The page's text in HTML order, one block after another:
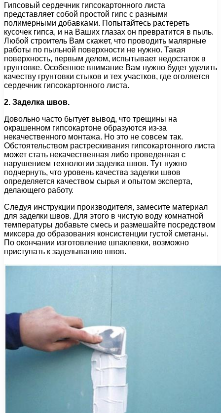
Гипсовый сердечник гипсокартонного листа
представляет собой простой гипс с разными
полимерными добавками. Попытайтесь растереть
кусочек гипса, и на Ваших глазах он превратится в пыль.
Любой строитель Вам скажет, что проводить малярные
работы по пыльной поверхности не нужно. Такая
поверхность, первым делом, испытывает недостаток в
грунтовке. Особенное внимание Вам нужно будет уделить
качеству грунтовки стыков и тех участков, где оголяется
сердечник гипсокартонного листа.
2. Заделка швов.
Довольно часто бытует вывод, что трещины на
окрашенном гипсокартоне образуются из-за
некачественного монтажа. Но это не совсем так.
Обстоятельством растрескивания гипсокартонного листа
может стать некачественная либо проведенная с
нарушением технологии заделка швов. Тут нужно
подчернуть, что уровень качества заделки швов
определяется качеством сырья и опытом эксперта,
делающего работу.
Следуя инструкции производителя, замесите материал
для заделки швов. Для этого в чистую воду комнатной
температуры добавьте смесь и размешайте посредством
миксера до образования консистенции густой сметаны.
По окончании изготовление шпаклевки, возможно
приступать к заделыванию швов.